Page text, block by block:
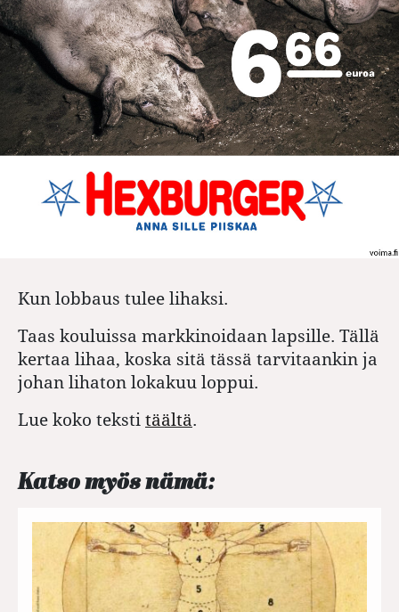
Kun lobbaus tulee lihaksi.
Taas kouluissa markkinoidaan lapsille. Tällä
kertaa lihaa, koska sitä tässä tarvitaankin ja
johan lihaton lokakuu loppui.
Lue koko teksti täältä.
Katso myös nämä: